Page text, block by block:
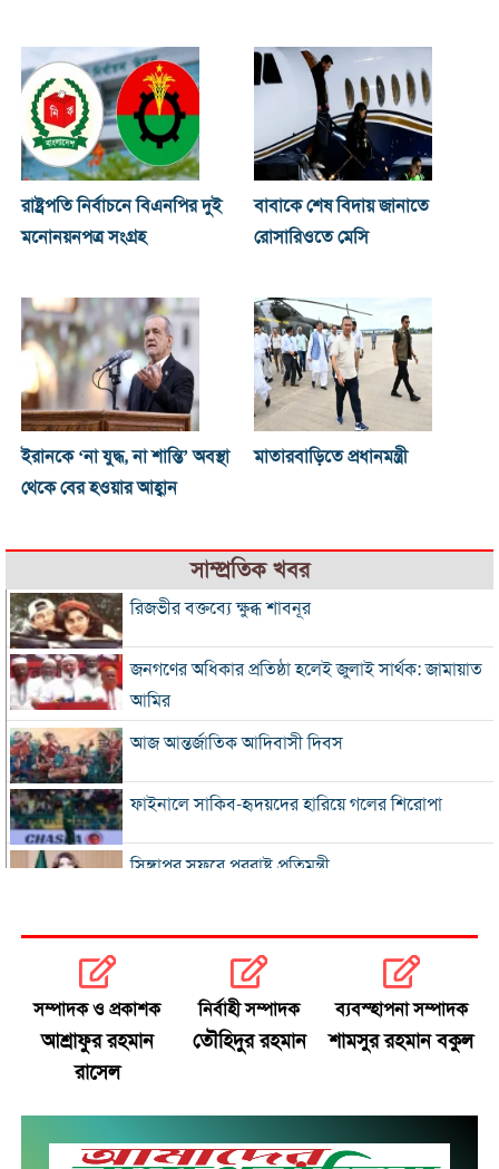
রাষ্ট্রপতি নির্বাচনে বিএনপির দুই
মনোনয়নপত্র সংগ্রহ
বাবাকে শেষ বিদায় জানাতে
রোসারিওতে মেসি
ইরানকে ‘না যুদ্ধ, না শান্তি’ অবস্থা
থেকে বের হওয়ার আহ্বান
মাতারবাড়িতে প্রধানমন্ত্রী
সাম্প্রতিক খবর
রিজভীর বক্তব্যে ক্ষুব্ধ শাবনূর
জনগণের অধিকার প্রতিষ্ঠা হলেই জুলাই সার্থক: জামায়াত
আমির
আজ আন্তর্জাতিক আদিবাসী দিবস
ফাইনালে সাকিব-হৃদয়দের হারিয়ে গলের শিরোপা
সিঙ্গাপুর সফরে পররাষ্ট্র প্রতিমন্ত্রী
এসএসসি ও সমমানের ফল সোমবার
সৌদি-পাকিস্তান-তুরস্কের প্রতিরক্ষা চুক্তি
রাষ্ট্রপতি নির্বাচনে বিএনপির দুই মনোনয়নপত্র সংগ্রহ
সম্পাদক ও প্রকাশক
আশ্রাফুর রহমান
রাসেল
নির্বাহী সম্পাদক
তৌহিদুর রহমান
ব্যবস্হাপনা সম্পাদক
শামসুর রহমান বকুল